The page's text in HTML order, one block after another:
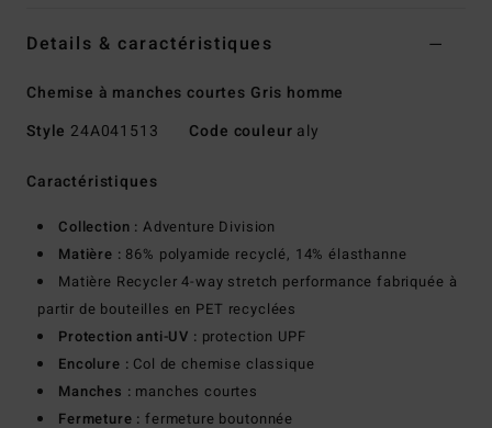
Details & caractéristiques
Chemise à manches courtes Gris homme
Style 24A041513 Code couleur aly
Caractéristiques
Collection : Adventure Division
Matière : 86% polyamide recyclé, 14% élasthanne
Matière Recycler 4-way stretch performance fabriquée à
partir de bouteilles en PET recyclées
Protection anti-UV : protection UPF
Encolure : Col de chemise classique
Manches : manches courtes
Fermeture : fermeture boutonnée